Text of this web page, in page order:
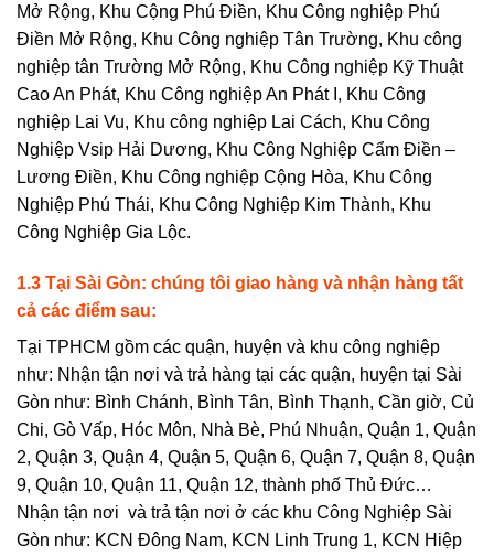
Mở Rộng, Khu Cộng Phú Điền, Khu Công nghiệp Phú
Điền Mở Rộng, Khu Công nghiệp Tân Trường, Khu công
nghiệp tân Trường Mở Rộng, Khu Công nghiệp Kỹ Thuật
Cao An Phát, Khu Công nghiệp An Phát I, Khu Công
nghiệp Lai Vu, Khu công nghiệp Lai Cách, Khu Công
Nghiệp Vsip Hải Dương, Khu Công Nghiệp Cẩm Điền –
Lương Điền, Khu Công nghiệp Cộng Hòa, Khu Công
Nghiệp Phú Thái, Khu Công Nghiệp Kim Thành, Khu
Công Nghiệp Gia Lộc.
1.3 Tại Sài Gòn: chúng tôi giao hàng và nhận hàng tất
cả các điểm sau:
Tại TPHCM gồm các quận, huyện và khu công nghiệp
như: Nhận tận nơi và trả hàng tại các quận, huyện tại Sài
Gòn như: Bình Chánh, Bình Tân, Bình Thạnh, Cần giờ, Củ
Chi, Gò Vấp, Hóc Môn, Nhà Bè, Phú Nhuận, Quận 1, Quận
2, Quận 3, Quận 4, Quận 5, Quận 6, Quận 7, Quận 8, Quận
9, Quận 10, Quận 11, Quận 12, thành phố Thủ Đức…
Nhận tận nơi và trả tận nơi ở các khu Công Nghiệp Sài
Gòn như: KCN Đông Nam, KCN Linh Trung 1, KCN Hiệp